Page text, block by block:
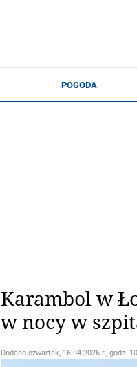
Karambol w
w nocy w
Dodano czwartek, 16.04.2026 r., godz.